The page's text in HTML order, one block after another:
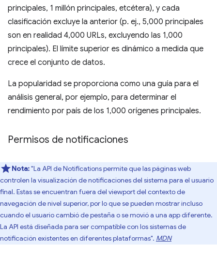
principales, 1 millón principales, etcétera), y cada
clasificación excluye la anterior (p. ej., 5,000 principales
son en realidad 4,000 URLs, excluyendo las 1,000
principales). El límite superior es dinámico a medida que
crece el conjunto de datos.
La popularidad se proporciona como una guía para el
análisis general, por ejemplo, para determinar el
rendimiento por país de los 1,000 orígenes principales.
Permisos de notificaciones
Nota:"La API de Notifications permite que las páginas web
controlen la visualización de notificaciones del sistema para el usuario
final. Estas se encuentran fuera del viewport del contexto de
navegación de nivel superior, por lo que se pueden mostrar incluso
cuando el usuario cambió de pestaña o se movió a una app diferente.
La API está diseñada para ser compatible con los sistemas de
notificación existentes en diferentes plataformas". MDN